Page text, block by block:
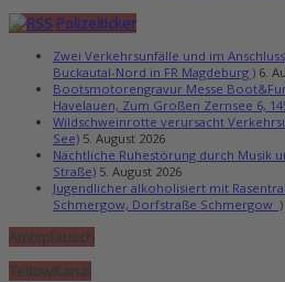
Polizeiticker
Zwei Verkehrsunfälle und im
Buckautal-Nord in FR Magdeburg ) 6.
Bootsmotorengravur Messe
Havelauen, Zum Großen Zernsee 6,
Wildschweinrotte verursacht
See) 5. August 2026
Nächtliche Ruhestörung durch Musik
Straße) 5. August 2026
Jugendlicher alkoholisiert mit
Schmergow, Dorfstraße Schmergow )
Amtsplausch
TeltowKanal